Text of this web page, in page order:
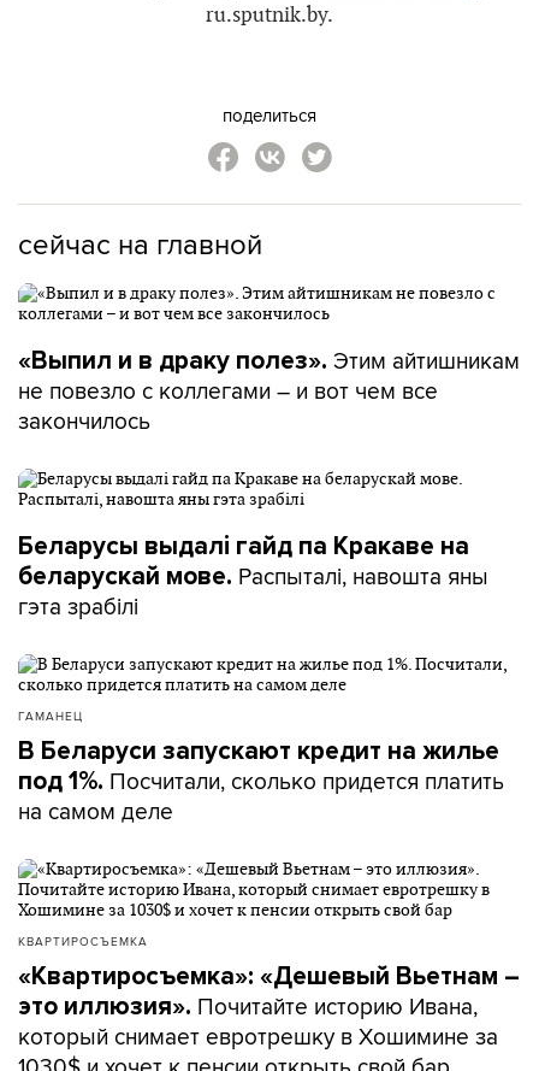
ru.sputnik.by.
поделиться
сейчас на главной
«Выпил и в драку полез». Этим айтишникам
не повезло с коллегами – и вот чем все
закончилось
Беларусы выдалі гайд па Кракаве на
беларускай мове. Распыталі, навошта яны
гэта зрабілі
ГАМАНЕЦ
В Беларуси запускают кредит на жилье
под 1%. Посчитали, сколько придется платить
на самом деле
КВАРТИРОСЪЕМКА
«Квартиросъемка»: «Дешевый Вьетнам –
это иллюзия». Почитайте историю Ивана,
который снимает евротрешку в Хошимине за